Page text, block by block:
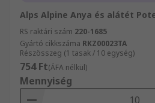
Alps Alpine Anya és alátét
RS raktári szám 220-1685
Gyártó cikkszáma RKZ00023TA
Részösszeg (1 tasak / 10 egység)
754 Ft(ÁFA nélkül)
Mennyiség